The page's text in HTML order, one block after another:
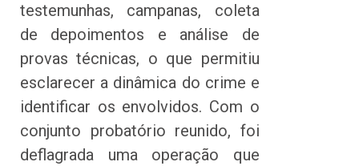
testemunhas, campanas, coleta
de depoimentos e análise de
provas técnicas, o que permitiu
esclarecer a dinâmica do crime e
identificar os envolvidos. Com o
conjunto probatório reunido, foi
deflagrada uma operação que